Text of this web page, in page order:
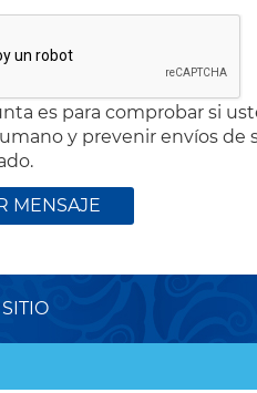
es para comprobar si
y prevenir envíos de